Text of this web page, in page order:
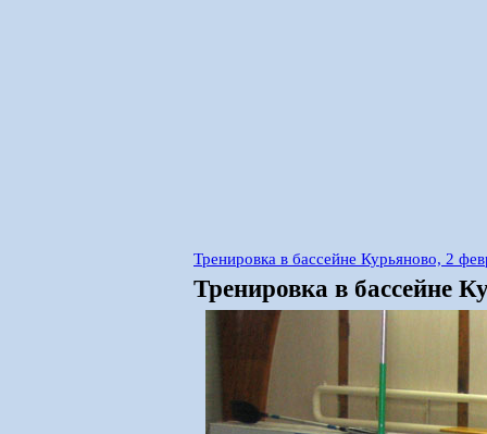
Тренировка в бассейне Курьяново, 2
Тренировка в бассейне